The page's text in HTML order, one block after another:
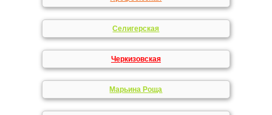
Селигерская
Черкизовская
Марьина Роща